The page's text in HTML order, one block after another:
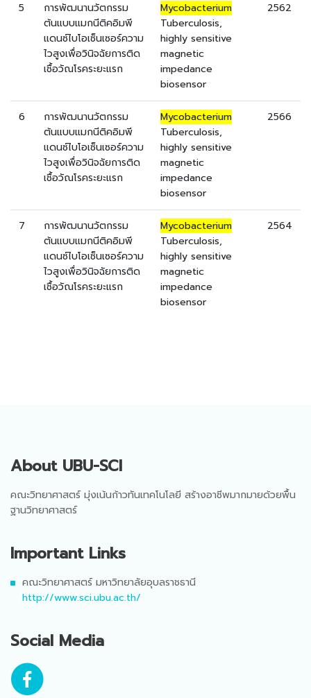
5
การพัฒนานวัตกรรม
ต้นแบบแมกนีติคอิมพี
แดนซ์ไบโอเซ็นเซอร์ความ
ไวสูงเพื่อวินิจฉัยการติด
เชื้อวัณโรคระยะแรก
Mycobacterium
Tuberculosis,
highly sensitive
magnetic
impedance
biosensor
2562
6
การพัฒนานวัตกรรม
ต้นแบบแมกนีติคอิมพี
แดนซ์ไบโอเซ็นเซอร์ความ
ไวสูงเพื่อวินิจฉัยการติด
เชื้อวัณโรคระยะแรก
Mycobacterium
Tuberculosis,
highly sensitive
magnetic
impedance
biosensor
2566
7
การพัฒนานวัตกรรม
ต้นแบบแมกนีติคอิมพี
แดนซ์ไบโอเซ็นเซอร์ความ
ไวสูงเพื่อวินิจฉัยการติด
เชื้อวัณโรคระยะแรก
Mycobacterium
Tuberculosis,
highly sensitive
magnetic
impedance
biosensor
2564
About UBU-SCI
คณะวิทยาศาสตร์ มุ่งเน้นก้าวทันเทคโนโลยี สร้างอาชีพมากมายด้วยพื้น
ฐานวิทยาศาสตร์
Important Links
คณะวิทยาศาสตร์ มหาวิทยาลัยอุบลราชธานี
http://www.sci.ubu.ac.th/
Social Media